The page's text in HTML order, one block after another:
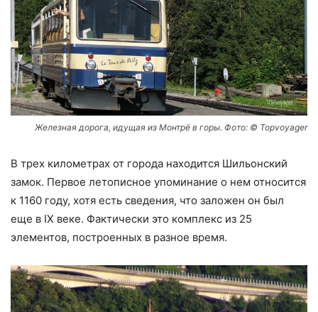
Железная дорога, идущая из Монтрё в горы. Фото: © Topvoyager
В трех километрах от города находится Шильонский
замок. Первое летописное упоминание о нем относится
к 1160 году, хотя есть сведения, что заложен он был
еще в IX веке. Фактически это комплекс из 25
элементов, построенных в разное время.